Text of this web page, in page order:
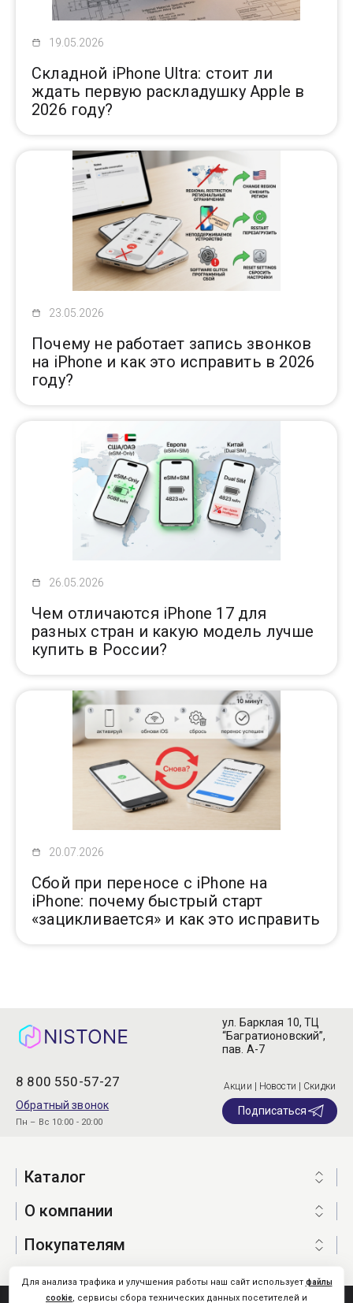
19.05.2026
Складной iPhone Ultra: стоит ли
ждать первую раскладушку Apple в
2026 году?
23.05.2026
Почему не работает запись звонков
на iPhone и как это исправить в 2026
году?
26.05.2026
Чем отличаются iPhone 17 для
разных стран и какую модель лучше
купить в России?
20.07.2026
Сбой при переносе с iPhone на
iPhone: почему быстрый старт
«зацикливается» и как это исправить
8 800 550-57-27
Обратный звонок
Пн – Вс 10:00 - 20:00
ул. Барклая 10, ТЦ
“Багратионовский”,
пав. А-7
Акции | Новости | Скидки
Подписаться
Каталог
О компании
Покупателям
Для анализа трафика и улучшения работы наш сайт использует файлы
cookie, сервисы сбора технических данных посетителей и